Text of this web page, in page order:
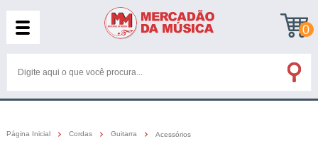
0
Página Inicial Cordas Guitarra Acessórios